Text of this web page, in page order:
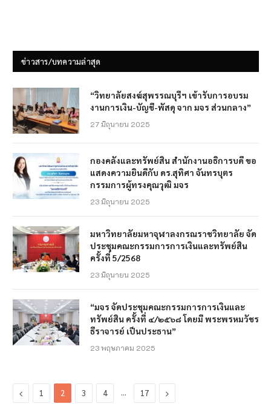
ข่าวสาร/บทความล่าสุด
“วิทยาลัยสงฆ์สุพรรณบุรีฯ เข้ารับการอบรม
งานการเงิน-บัญชี-พัสดุ จาก มจร ส่วนกลาง”
27 มิถุนายน 2025
กองคลังและทรัพย์สิน สำนักงานอธิการบดี ขอ
แสดงความยินดีกับ ดร.สุทิศา จันทรบุตร
กรรมการผู้ทรงคุณวุฒิ มจร
23 มิถุนายน 2025
มหาวิทยาลัยมหาจุฬาลงกรณราชวิทยาลัย จัด
ประชุมคณะกรรมการการเงินและทรัพย์สิน
ครั้งที่ 5/2568
23 มิถุนายน 2025
“มจร จัดประชุมคณะกรรมการการเงินและ
ทรัพย์สิน ครั้งที่ ๔/๒๕๖๘ โดยมี พระพรหมวัชร
ธีราจารย์ เป็นประธาน”
23 พฤษภาคม 2025
Previous
1 2 3 4 … 17 Next